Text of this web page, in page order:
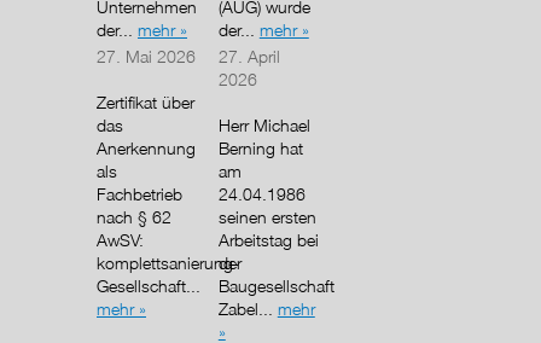
Unternehmen
der... mehr »
(AÜG) wurde
der... mehr »
27. Mai 2026
Zertifikat über
das
Anerkennung
als
Fachbetrieb
nach § 62
AwSV:
komplettsanierung-
Gesellschaft...
mehr »
27. April
2026
Herr Michael
Berning hat
am
24.04.1986
seinen ersten
Arbeitstag bei
der
Baugesellschaft
Zabel... mehr
»